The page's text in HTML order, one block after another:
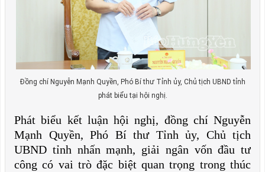
Đồng chí Nguyễn Mạnh Quyền, Phó Bí thư Tỉnh ủy, Chủ tịch UBND tỉnh
phát biểu tại hội nghị.
Phát biểu kết luận hội nghị, đồng chí Nguyễn
Mạnh Quyền, Phó Bí thư Tỉnh ủy, Chủ tịch
UBND tỉnh nhấn mạnh, giải ngân vốn đầu tư
công có vai trò đặc biệt quan trọng trong thúc